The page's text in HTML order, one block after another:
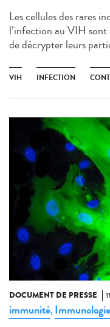
Les cellules des rares
l’infection au VIH sont
de décrypter leurs
VIH INFECTION
DOCUMENT DE PRESSE
immunité, Immunologie